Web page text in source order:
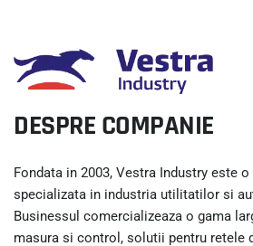
DESPRE COMPANIE
Fondata in 2003, Vestra Industry este
specializata in industria utilitatilor si
Businessul comercializeaza o gama
masura si control, solutii pentru retele